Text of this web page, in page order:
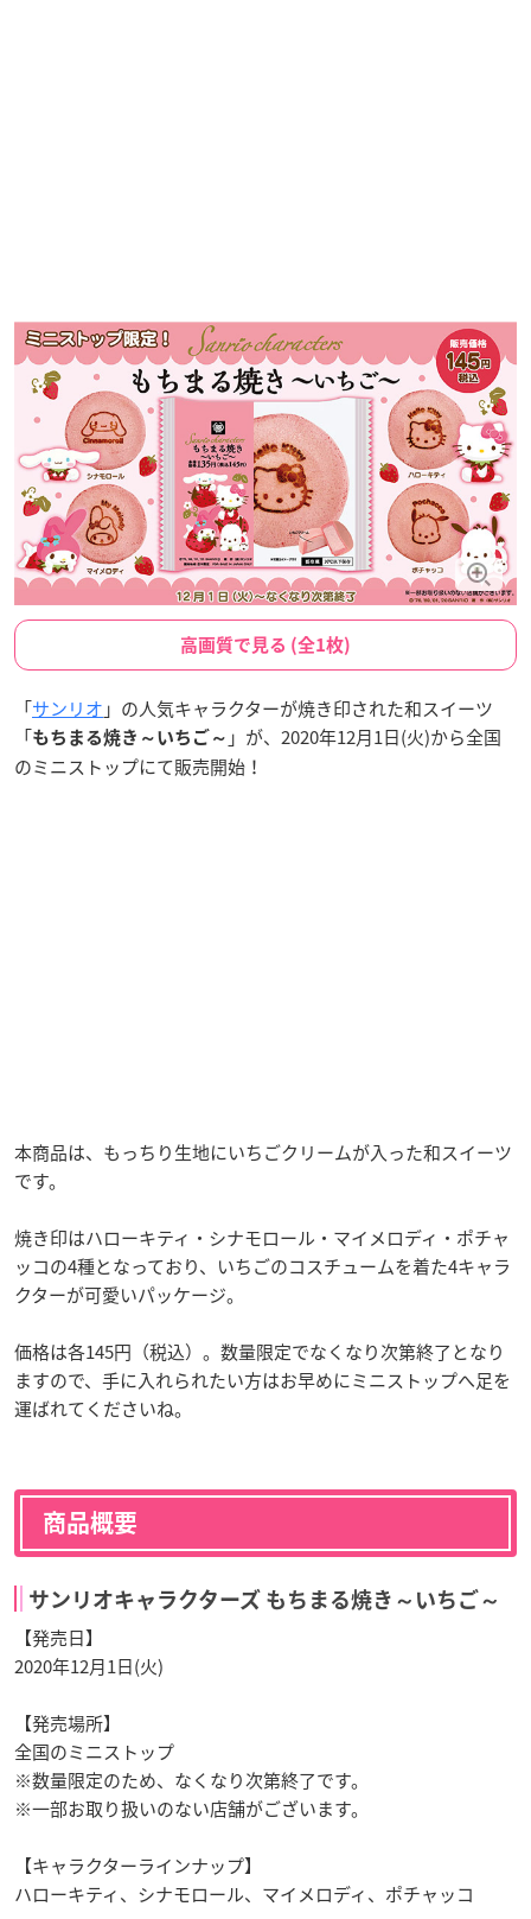
高画質で見る (全1枚)
「サンリオ 」の人気キャラクターが焼き印された和スイーツ
「もちまる焼き～いちご～ 」が、2020年12月1日(火)から全国
のミニストップにて販売開始！
本商品は、もっちり生地にいちごクリームが入った和スイーツ
です。
焼き印はハローキティ・シナモロール・マイメロディ・ポチャ
ッコの4種となっており、いちごのコスチュームを着た4キャラ
クターが可愛いパッケージ。
価格は各145円（税込）。数量限定でなくなり次第終了となり
ますので、手に入れられたい方はお早めにミニストップへ足を
運ばれてくださいね。
商品概要
サンリオキャラクターズ もちまる焼き～いちご～
【発売日】
2020年12月1日(火)
【発売場所】
全国のミニストップ
※数量限定のため、なくなり次第終了です。
※一部お取り扱いのない店舗がございます。
【キャラクターラインナップ】
ハローキティ、シナモロール、マイメロディ、ポチャッコ